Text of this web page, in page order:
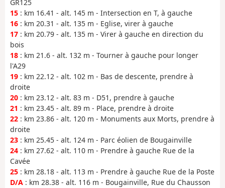
GR125
15 : km 16.41 - alt. 145 m - Intersection en T, à gauche
16 : km 20.31 - alt. 135 m - Eglise, virer à gauche
17 : km 20.79 - alt. 135 m - Virer à gauche en direction du
bois
18 : km 21.6 - alt. 132 m - Tourner à gauche pour longer
l'A29
19 : km 22.12 - alt. 102 m - Bas de descente, prendre à
droite
20 : km 23.12 - alt. 83 m - D51, prendre à gauche
21 : km 23.45 - alt. 89 m - Place, prendre à droite
22 : km 23.86 - alt. 120 m - Monuments aux Morts, prendre à
droite
23 : km 25.45 - alt. 124 m - Parc éolien de Bougainville
24 : km 27.62 - alt. 110 m - Prendre à gauche Rue de la
Cavée
25 : km 28.18 - alt. 113 m - Prendre à gauche Rue de la Poste
D/A : km 28.38 - alt. 116 m - Bougainville, Rue du Chausson